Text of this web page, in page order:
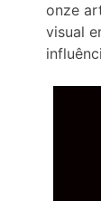
onze
visual